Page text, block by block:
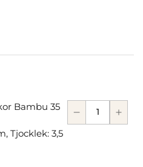
Bambu 35
Tjocklek: 3,5